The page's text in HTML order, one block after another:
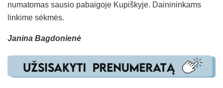
numatomas sausio pabaigoje Kupiškyje. Dainininkams
linkime sėkmės.
Janina Bagdonienė